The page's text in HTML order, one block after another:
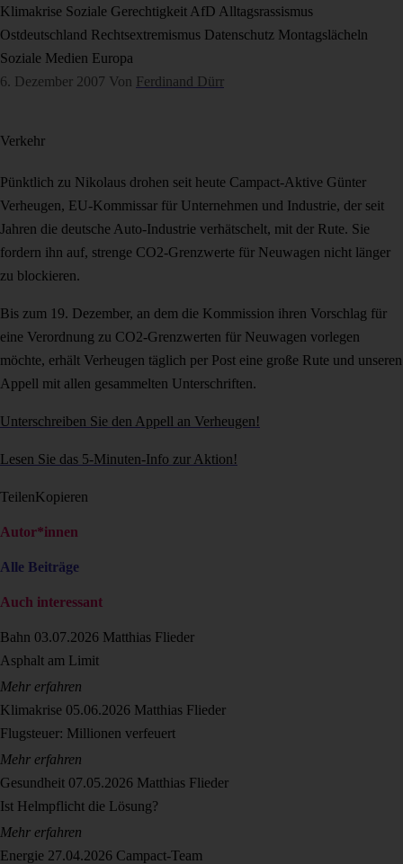
Klimakrise Soziale Gerechtigkeit AfD Alltagsrassismus
Ostdeutschland Rechtsextremismus Datenschutz Montagslächeln
Soziale Medien Europa
6. Dezember 2007 Von Ferdinand Dürr
Verkehr
Pünktlich zu Nikolaus drohen seit heute Campact-Aktive Günter
Verheugen, EU-Kommissar für Unternehmen und Industrie, der seit
Jahren die deutsche Auto-Industrie verhätschelt, mit der Rute. Sie
fordern ihn auf, strenge CO2-Grenzwerte für Neuwagen nicht länger
zu blockieren.
Bis zum 19. Dezember, an dem die Kommission ihren Vorschlag für
eine Verordnung zu CO2-Grenzwerten für Neuwagen vorlegen
möchte, erhält Verheugen täglich per Post eine große Rute und unseren
Appell mit allen gesammelten Unterschriften.
Unterschreiben Sie den Appell an Verheugen!
Lesen Sie das 5-Minuten-Info zur Aktion!
TeilenKopieren
Autor*innen
Alle Beiträge
Auch interessant
Bahn 03.07.2026 Matthias Flieder
Asphalt am Limit
Mehr erfahren
Klimakrise 05.06.2026 Matthias Flieder
Flugsteuer: Millionen verfeuert
Mehr erfahren
Gesundheit 07.05.2026 Matthias Flieder
Ist Helmpflicht die Lösung?
Mehr erfahren
Energie 27.04.2026 Campact-Team